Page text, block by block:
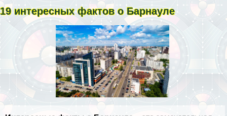
19 интересных фактов о Барнауле